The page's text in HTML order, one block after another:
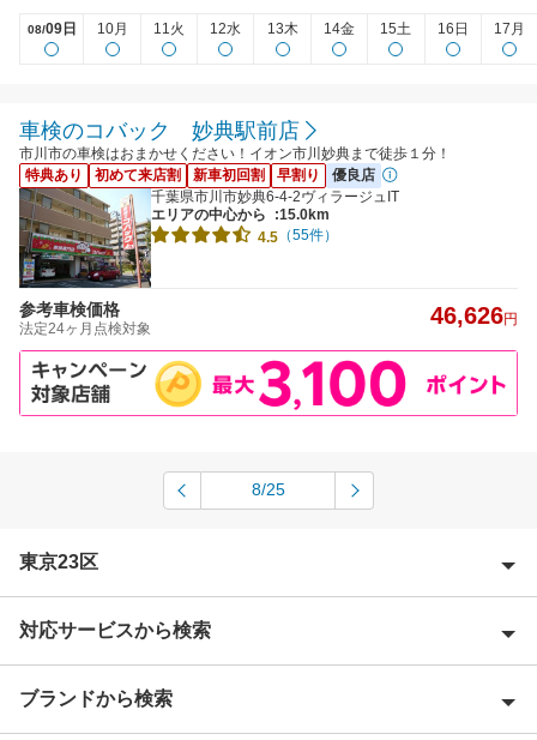
08/09日 10月 11火 12水 13木 14金 15土 16日 17月
車検のコバック 妙典駅前店
市川市の車検はおまかせください！イオン市川妙典まで徒歩１分！
特典あり
初めて来店割 新車初回割 早割り
優良店
千葉県市川市妙典6-4-2ヴィラージュIT
エリアの中心から
:15.0km
4.5 （55件）
参考車検価格
法定24ヶ月点検対象 46,626円
8/25
東京23区
荒川区
江戸川区
対応サービスから検索
Award 受賞店
ブランドから検索